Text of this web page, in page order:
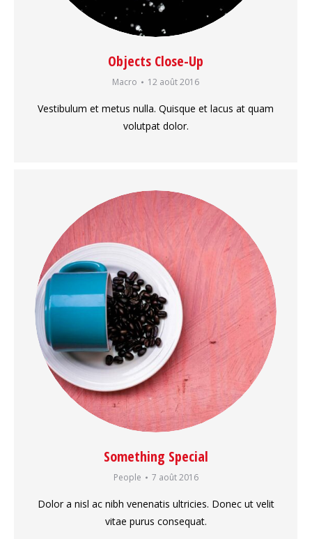
Objects Close-Up
Macro 12 août 2016
Vestibulum et metus nulla. Quisque et lacus at quam
volutpat dolor.
Something Special
People 7 août 2016
Dolor a nisl ac nibh venenatis ultricies. Donec ut velit
vitae purus consequat.